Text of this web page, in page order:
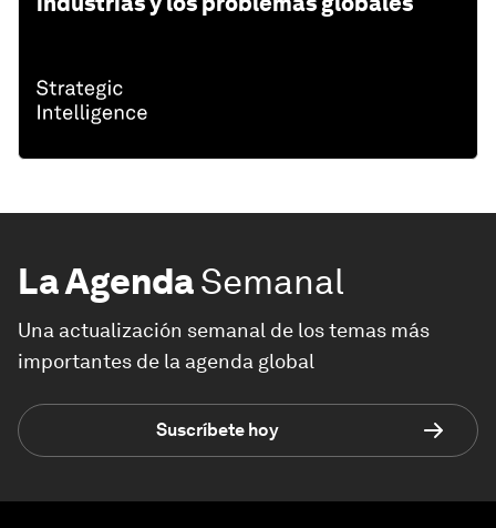
La AgendaSemanal
Una actualización semanal de los temas más
importantes de la agenda global
Suscríbete hoy